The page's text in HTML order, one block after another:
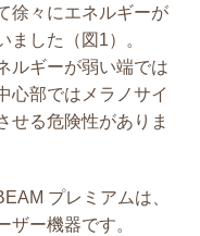
徐々にエネルギーが
ました（図1）。
ルギーが弱い端では
心部ではメラノサイ
せる危険性がありま
プレミアムは、
ザー機器です。